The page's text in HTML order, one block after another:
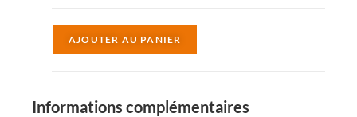
AJOUTER AU PANIER
Informations complémentaires